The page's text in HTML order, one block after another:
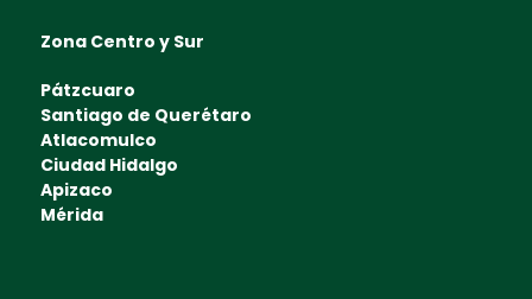
Zona Centro y Sur
Pátzcuaro
Santiago de Querétaro
Atlacomulco
Ciudad Hidalgo
Apizaco
Mérida